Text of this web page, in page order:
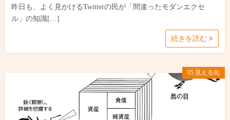
昨日も、よく見かけるTwitterの民が「間違ったモダンエクセ
ル」の知識[…]
続きを読む
05.見える化